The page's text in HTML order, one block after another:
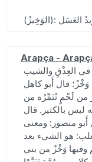
Arapça -
في العِذْقِ والشيب
قال أَبو كاهل
من لَحْمٍ تُتَمِّرُه من
ليس بالكثير. قال
أَبو منصور: ومعنى
هو الشيء بعد
وفيها وَخْزٌ من بني